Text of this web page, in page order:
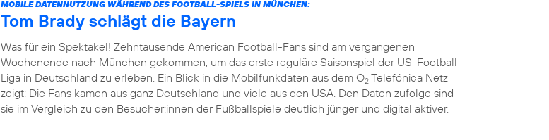
MOBILE DATENNUTZUNG WÄHREND DES FOOTBALL-SPIELS IN MÜNCHEN:
Tom Brady schlägt die Bayern
Was für ein Spektakel! Zehntausende American Football-Fans sind am vergangenen
Wochenende nach München gekommen, um das erste reguläre Saisonspiel der US-Football-
Liga in Deutschland zu erleben. Ein Blick in die Mobilfunkdaten aus dem O2 Telefónica Netz
zeigt: Die Fans kamen aus ganz Deutschland und viele aus den USA. Den Daten zufolge sind
sie im Vergleich zu den Besucher:innen der Fußballspiele deutlich jünger und digital aktiver.